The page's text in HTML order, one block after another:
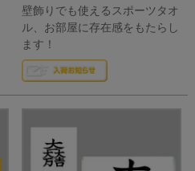
壁飾りでも使えるスポーツタオ
ル、お部屋に存在感をもたらし
ます！